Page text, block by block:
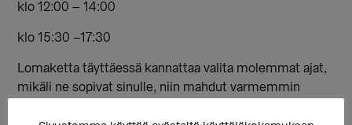
klo 12:00 – 14:00
klo 15:30 –17:30
Lomaketta täyttäessä kannattaa valita molemmat ajat,
mikäli ne sopivat sinulle, niin mahdut varmemmin